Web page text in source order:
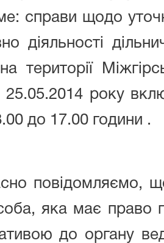
справи щодо
діяльності
території
25.05.2014 року
до 17.00 години .
повідомляємо,
яка має право
до органу